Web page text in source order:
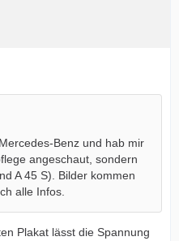
Benz und hab mir
angeschaut, sondern
A 45 S). Bilder kommen
alle Infos.
Plakat lässt die Spannung